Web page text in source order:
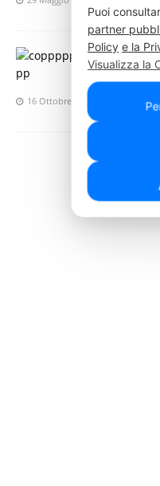
Giornata
diritto al
migliori
16 Ottobre 2024 Press Italia
Puoi
partner
Policy e la
Visualizza la
Visualizza